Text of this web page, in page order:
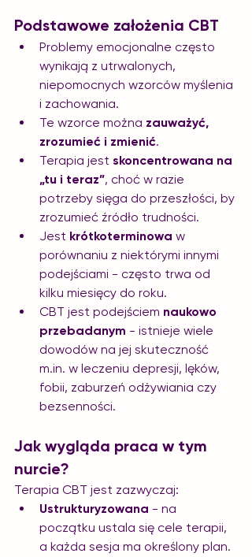
Podstawowe założenia CBT
Problemy emocjonalne często
wynikają z utrwalonych,
niepomocnych wzorców myślenia
i zachowania.
Te wzorce można zauważyć,
zrozumieć i zmienić.
Terapia jest skoncentrowana na
„tu i teraz”, choć w razie
potrzeby sięga do przeszłości, by
zrozumieć źródło trudności.
Jest krótkoterminowa w
porównaniu z niektórymi innymi
podejściami - często trwa od
kilku miesięcy do roku.
CBT jest podejściem naukowo
przebadanym - istnieje wiele
dowodów na jej skuteczność
m.in. w leczeniu depresji, lęków,
fobii, zaburzeń odżywiania czy
bezsenności.
Jak wygląda praca w tym
nurcie?
Terapia CBT jest zazwyczaj:
Ustrukturyzowana - na
początku ustala się cele terapii,
a każda sesja ma określony plan.